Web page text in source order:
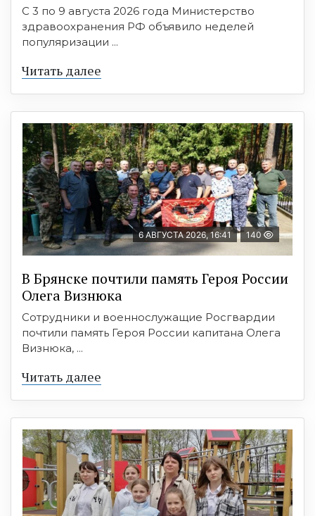
С 3 по 9 августа 2026 года Министерство
здравоохранения РФ объявило неделей
популяризации ...
Читать далее
6 АВГУСТА 2026, 16:41 140
В Брянске почтили память Героя России
Олега Визнюка
Сотрудники и военнослужащие Росгвардии
почтили память Героя России капитана Олега
Визнюка, ...
Читать далее